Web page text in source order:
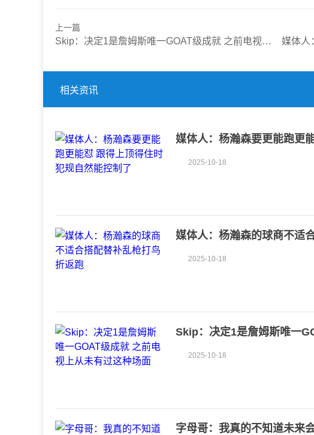
上一篇
Skip：决定1是詹姆斯唯一GOAT级成就 之前电视上从未有过这种场面 媒体人：
相关资讯
媒体人：杨瀚森要更能跑更
2025-10-18
媒体人：杨瀚森的球商不适
2025-10-18
Skip：决定1是詹姆斯唯一
2025-10-18
字母哥：我真的不知道未来